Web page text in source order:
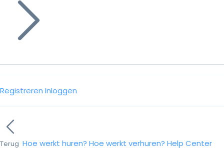
Registreren Inloggen
Terug Hoe werkt huren? Hoe werkt verhuren? Help Center